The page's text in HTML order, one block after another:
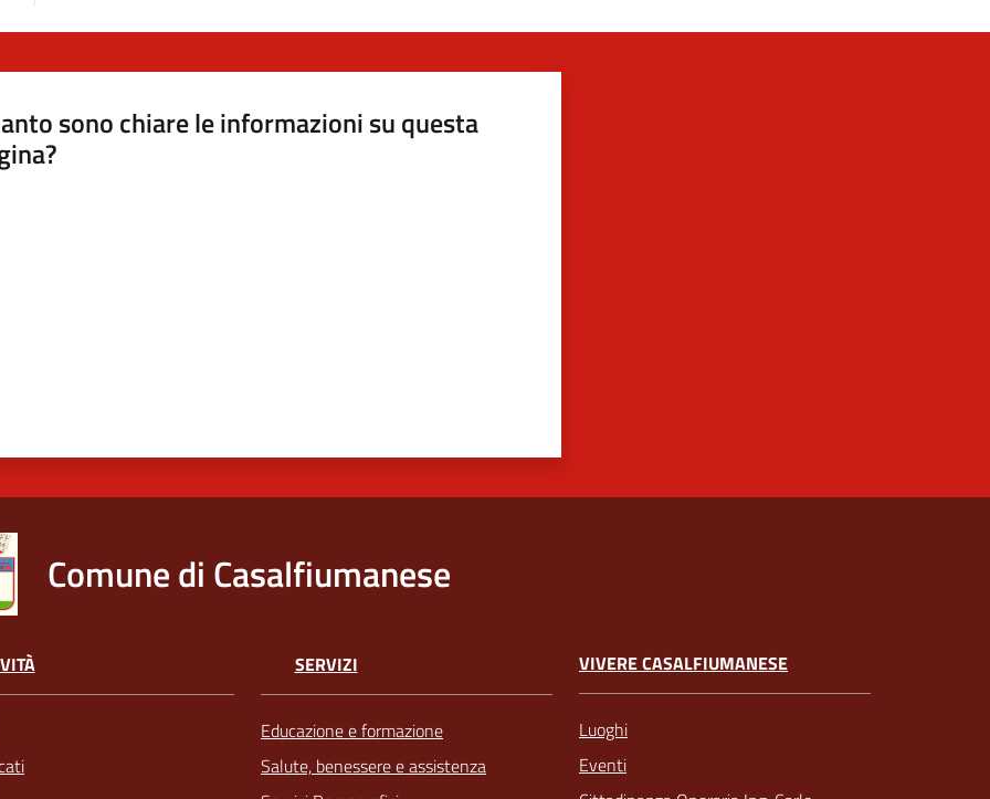
sono chiare le informazioni su questa
Comune di Casalfiumanese
SERVIZI
Educazione e formazione
Salute, benessere e assistenza
VIVERE CASALFIUMANESE
Luoghi
Eventi